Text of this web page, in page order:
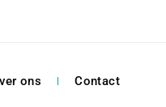
ons Contact